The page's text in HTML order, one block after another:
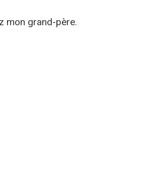
mon grand-père.